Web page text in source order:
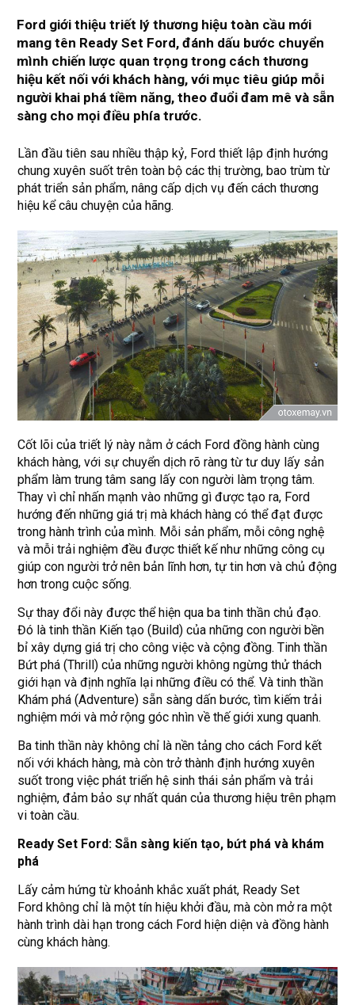
Ford giới thiệu triết lý thương hiệu toàn cầu mới
mang tên Ready Set Ford, đánh dấu bước chuyển
mình chiến lược quan trọng trong cách thương
hiệu kết nối với khách hàng, với mục tiêu giúp mỗi
người khai phá tiềm năng, theo đuổi đam mê và sẵn
sàng cho mọi điều phía trước.
Lần đầu tiên sau nhiều thập kỷ, Ford thiết lập định hướng
chung xuyên suốt trên toàn bộ các thị trường, bao trùm từ
phát triển sản phẩm, nâng cấp dịch vụ đến cách thương
hiệu kể câu chuyện của hãng.
Cốt lõi của triết lý này nằm ở cách Ford đồng hành cùng
khách hàng, với sự chuyển dịch rõ ràng từ tư duy lấy sản
phẩm làm trung tâm sang lấy con người làm trọng tâm.
Thay vì chỉ nhấn mạnh vào những gì được tạo ra, Ford
hướng đến những giá trị mà khách hàng có thể đạt được
trong hành trình của mình. Mỗi sản phẩm, mỗi công nghệ
và mỗi trải nghiệm đều được thiết kế như những công cụ
giúp con người trở nên bản lĩnh hơn, tự tin hơn và chủ động
hơn trong cuộc sống.
Sự thay đổi này được thể hiện qua ba tinh thần chủ đạo.
Đó là tinh thần Kiến tạo (Build) của những con người bền
bỉ xây dựng giá trị cho công việc và cộng đồng. Tinh thần
Bứt phá (Thrill) của những người không ngừng thử thách
giới hạn và định nghĩa lại những điều có thể. Và tinh thần
Khám phá (Adventure) sẵn sàng dấn bước, tìm kiếm trải
nghiệm mới và mở rộng góc nhìn về thế giới xung quanh.
Ba tinh thần này không chỉ là nền tảng cho cách Ford kết
nối với khách hàng, mà còn trở thành định hướng xuyên
suốt trong việc phát triển hệ sinh thái sản phẩm và trải
nghiệm, đảm bảo sự nhất quán của thương hiệu trên phạm
vi toàn cầu.
Ready Set Ford: Sẵn sàng kiến tạo, bứt phá và khám
phá
Lấy cảm hứng từ khoảnh khắc xuất phát, Ready Set
Ford không chỉ là một tín hiệu khởi đầu, mà còn mở ra một
hành trình dài hạn trong cách Ford hiện diện và đồng hành
cùng khách hàng.